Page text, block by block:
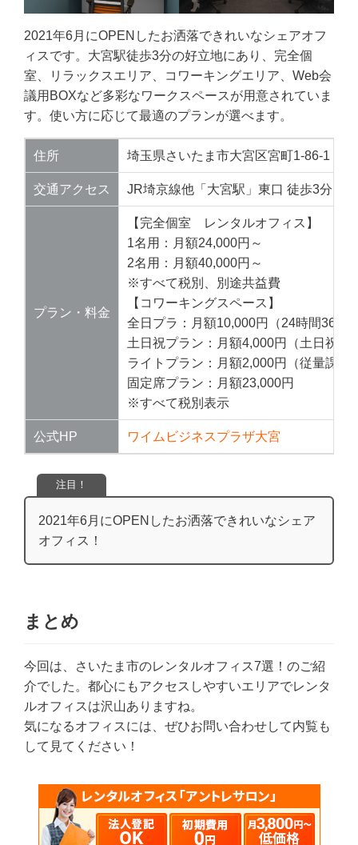
2021年6月にOPENしたお洒落できれいなシェアオフ
ィスです。大宮駅徒歩3分の好立地にあり、完全個
室、リラックスエリア、コワーキングエリア、Web会
議用BOXなど多彩なワークスペースが用意されていま
す。使い方に応じて最適のプランが選べます。
住所 埼玉県さいたま市大宮区宮町1-86-1 大
交通アクセス JR埼京線他「大宮駅」東口 徒歩3分
プラン・料金
【完全個室 レンタルオフィス】
1名用：月額24,000円～
2名用：月額40,000円～
※すべて税別、別途共益費
【コワーキングスペース】
全日プラ：月額10,000円（24時間365
土日祝プラン：月額4,000円（土日祝日
ライトプラン：月額2,000円（従量課金
固定席プラン：月額23,000円
※すべて税別表示
公式HP ワイムビジネスプラザ大宮
注目！
2021年6月にOPENしたお洒落できれいなシェア
オフィス！
まとめ
今回は、さいたま市のレンタルオフィス7選！のご紹
介でした。都心にもアクセスしやすいエリアでレンタ
ルオフィスは沢山ありますね。
気になるオフィスには、ぜひお問い合わせして内覧も
して見てください！